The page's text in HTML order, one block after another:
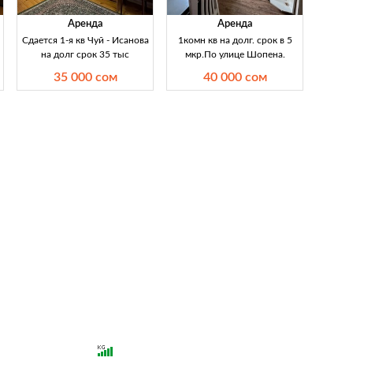
Аренда
Сдается 1-я кв Чуй - Исанова
на долг срок 35 тыс
35 000 сом
Аренда
1комн кв на долг. срок в 5
мкр.По улице Шопена.
40 000 сом